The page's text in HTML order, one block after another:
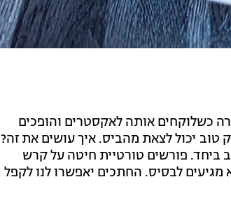
כשלוקחים אותה לאקסטרים והופכים
אחר? רק טוב יכול לצאת מהביס. איך עושים את זה?
ללכת טוב ביחד. פורשים טורטיית חיטה על קרש
מגיעים לבסיס. החתכים יאפשרו לנו לקפל